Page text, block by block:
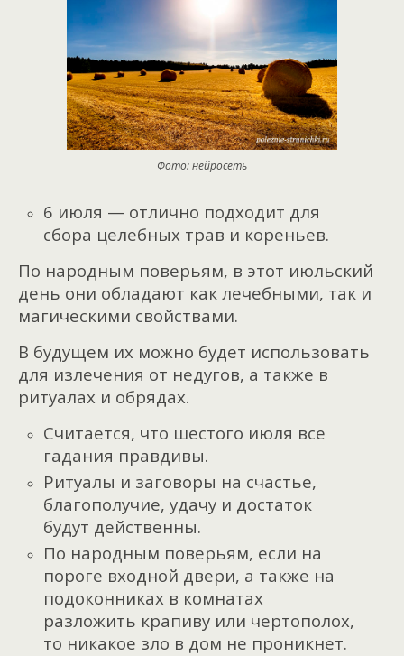
Фото: нейросеть
6 июля — отлично подходит для
сбора целебных трав и кореньев.
По народным поверьям, в этот июльский
день они обладают как лечебными, так и
магическими свойствами.
В будущем их можно будет использовать
для излечения от недугов, а также в
ритуалах и обрядах.
Считается, что шестого июля все
гадания правдивы.
Ритуалы и заговоры на счастье,
благополучие, удачу и достаток
будут действенны.
По народным поверьям, если на
пороге входной двери, а также на
подоконниках в комнатах
разложить крапиву или чертополох,
то никакое зло в дом не проникнет.